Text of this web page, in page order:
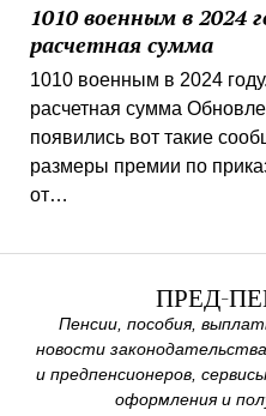
1010 военным в 2024
расчетная сумма
1010 военным в 2024
расчетная сумма
появились вот такие
размеры премии по
от…
ПРЕД-
Пенсии, пособия,
новости
и предпенсионеров,
оформления и